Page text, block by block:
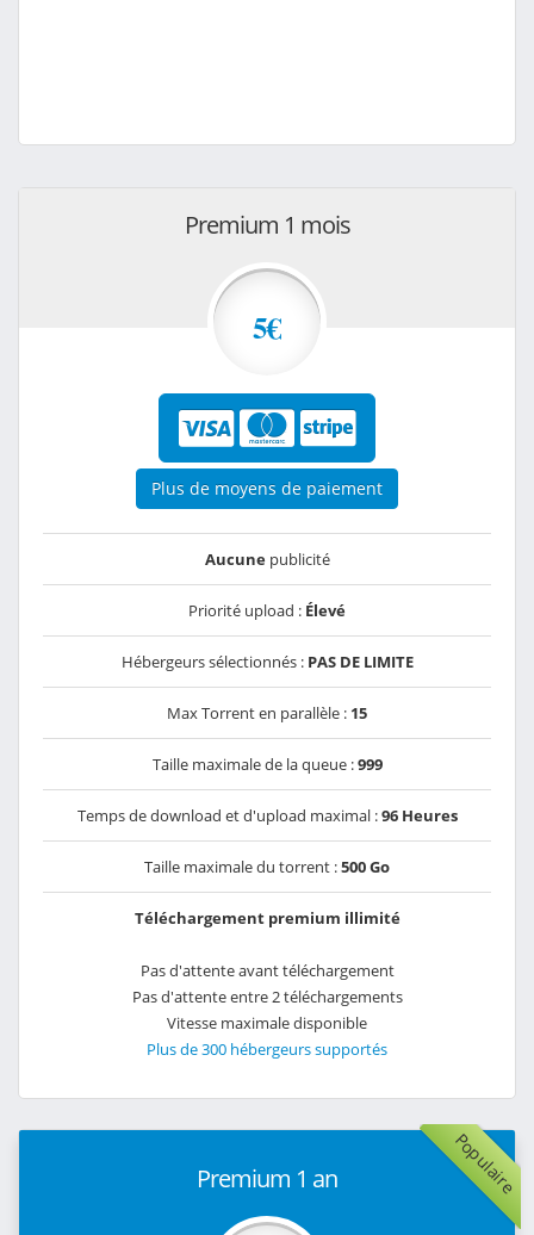
Premium 1 mois
5€
Plus de moyens de paiement
Aucunepublicité
Priorité upload : Élevé
Hébergeurs sélectionnés : PAS DE LIMITE
Max Torrent en parallèle : 15
Taille maximale de la queue :999
Temps de download et d'upload maximal :96 Heures
Taille maximale du torrent :500 Go
Téléchargement premium illimité
Pas d'attente avant téléchargement
Pas d'attente entre 2 téléchargements
Vitesse maximale disponible
Plus de 300 hébergeurs supportés
Populaire
Premium 1 an